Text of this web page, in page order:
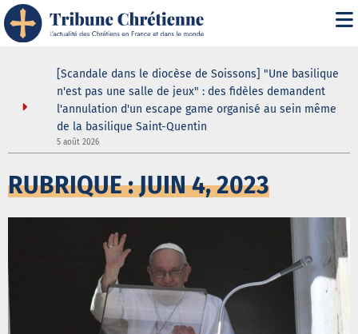
[Scandale dans le diocèse de Soissons] "Une basilique
n'est pas une salle de jeux" : des fidèles demandent
l'annulation d'un escape game organisé au sein même
de la basilique Saint-Quentin
5 août 2026
RUBRIQUE : JUIN 4, 2023